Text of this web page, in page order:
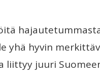
yhä hyvin
liittyy juuri